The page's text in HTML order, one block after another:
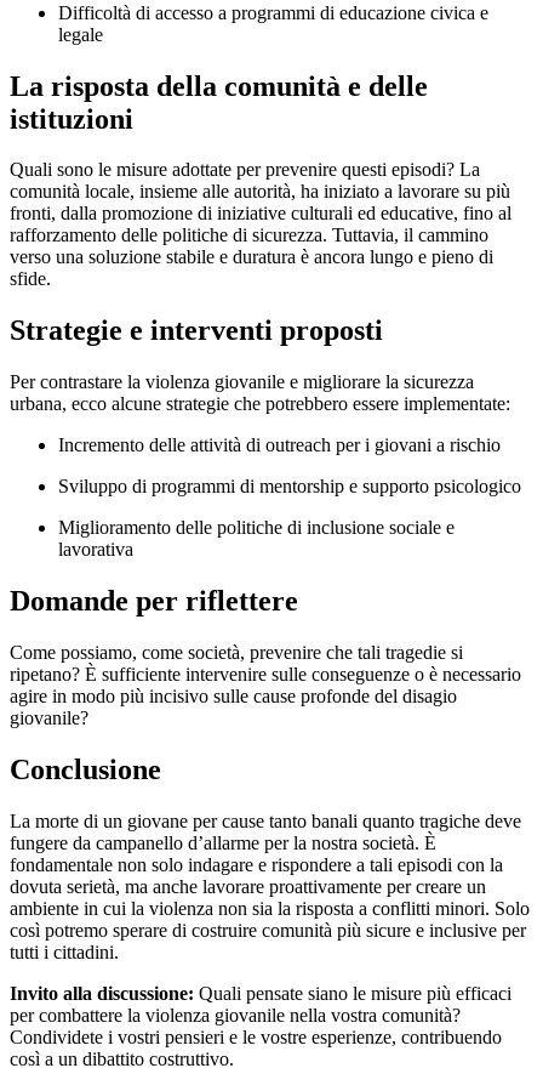
Difficoltà di accesso a programmi di educazione civica e
legale
La risposta della comunità e delle
istituzioni
Quali sono le misure adottate per prevenire questi episodi? La
comunità locale, insieme alle autorità, ha iniziato a lavorare su più
fronti, dalla promozione di iniziative culturali ed educative, fino al
rafforzamento delle politiche di sicurezza. Tuttavia, il cammino
verso una soluzione stabile e duratura è ancora lungo e pieno di
sfide.
Strategie e interventi proposti
Per contrastare la violenza giovanile e migliorare la sicurezza
urbana, ecco alcune strategie che potrebbero essere implementate:
Incremento delle attività di outreach per i giovani a rischio
Sviluppo di programmi di mentorship e supporto psicologico
Miglioramento delle politiche di inclusione sociale e
lavorativa
Domande per riflettere
Come possiamo, come società, prevenire che tali tragedie si
ripetano? È sufficiente intervenire sulle conseguenze o è necessario
agire in modo più incisivo sulle cause profonde del disagio
giovanile?
Conclusione
La morte di un giovane per cause tanto banali quanto tragiche deve
fungere da campanello d’allarme per la nostra società. È
fondamentale non solo indagare e rispondere a tali episodi con la
dovuta serietà, ma anche lavorare proattivamente per creare un
ambiente in cui la violenza non sia la risposta a conflitti minori. Solo
così potremo sperare di costruire comunità più sicure e inclusive per
tutti i cittadini.
Invito alla discussione: Quali pensate siano le misure più efficaci
per combattere la violenza giovanile nella vostra comunità?
Condividete i vostri pensieri e le vostre esperienze, contribuendo
così a un dibattito costruttivo.